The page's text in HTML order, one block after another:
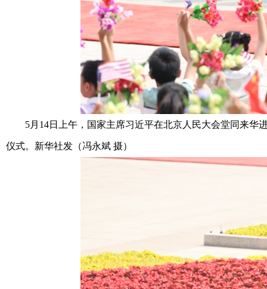
5月14日上午，国家主席习近平在北京人民大会堂同来华
仪式。新华社发（冯永斌 摄）